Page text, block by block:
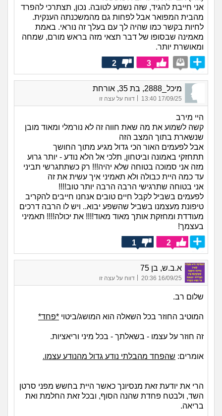
אני חייבת להגיד, שזה נשמע לטובה. נכון, תצתרכי להפרד
מהבית המפואר אבל לפחות גם מהמשכנתה הענקית.
לחיות בקשר כמו שהיה לך עם בעלך זה נוראי. באמת
מאמינה שבסופו של דבר תצאי מזה בראש מורם, שמחה
ומאושרת יותר.
3
2
מיכל_2888, בת 35, אורחת
17/09/25 13:40
| דווח על עצה זו
היי מירב
קשה לשמוע את מה שאת חווה זה לא נורמלי ומאוד מובן
שנשארת בתוך המצב הזה
אבל לפעמים האור הכי גדול מגיע מתוך החושך
תתחזקי באמונה וביטחון, תלכי אל הלא נודע - יותר גרוע
מזה אני סמוכה בטוחה שלא יהיה!!! רק כשתתגרשי תביני
עד כמה היית כבולה ולא תאמיני איך עשית את זה
אני בטוחה שתרגישי הרבה הרבה יותר טוב!!!!
לפעמים בשביל לקבל חיים טובים אנחנו חייבים להקריב
טיפונת מעצמנו בשביל שהשפע יבוא.. ויש לו הרבה דרכים
מעודדת ומחזקת אותך מאוד מאוד!!!! את יכולה!!!! תאמיני
בעצמך!
2
1
א.ב.ש, בן 75
16/09/25 20:36 דווח על עצה זו
שלום רב.
המוטיב החוזר בכל השאלה הוא המושג/ביטוי *פחד*
זה חוזר על עצמו - בשאלתך - בכל מיני וריאציות.
אומרים: שהפחד מהבלתי נודע גדול מהנודע עצמו.
הרי את יודעת זאת מנסיונך כאשר היית בחשש מפני סרטן
השד, ולבטח פחדת שהנה הסוף, ובכל זאת החלמת ואת
בריאה.